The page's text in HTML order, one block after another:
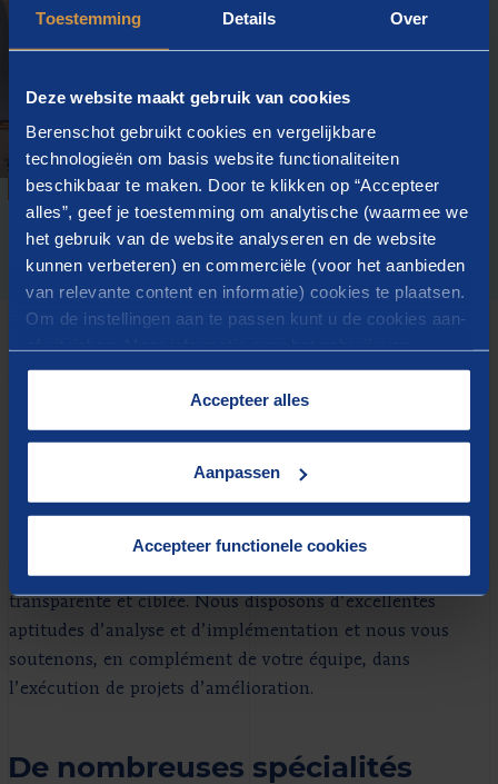
Toestemming Details Over
Deze website maakt gebruik van cookies
Berenschot gebruikt cookies en vergelijkbare
technologieën om basis website functionaliteiten
beschikbaar te maken. Door te klikken op “Accepteer
alles”, geef je toestemming om analytische (waarmee we
het gebruik van de website analyseren en de website
kunnen verbeteren) en commerciële (voor het aanbieden
van relevante content en informatie) cookies te plaatsen.
Om de instellingen aan te passen kunt u de cookies aan-
cookies op onze website treft u in onze
Accepteer alles
Aanpassen
Accepteer functionele cookies
Solutions réalistes
Berenschot connaît l’industrie mieux que quiconque.
accompagnons les parties dans l’industrie (de la
fabrication) et l’ad interim management. Armés d’une
connaissance éprouvée du secteur industriel, nous
travaillons à des solutions réalistes de manière sobre,
transparente et ciblée. Nous disposons d’excellentes
aptitudes d’analyse et d’implémentation et nous vous
soutenons, en complément de votre équipe, dans
l’exécution de projets d’amélioration.
De nombreuses spécialités